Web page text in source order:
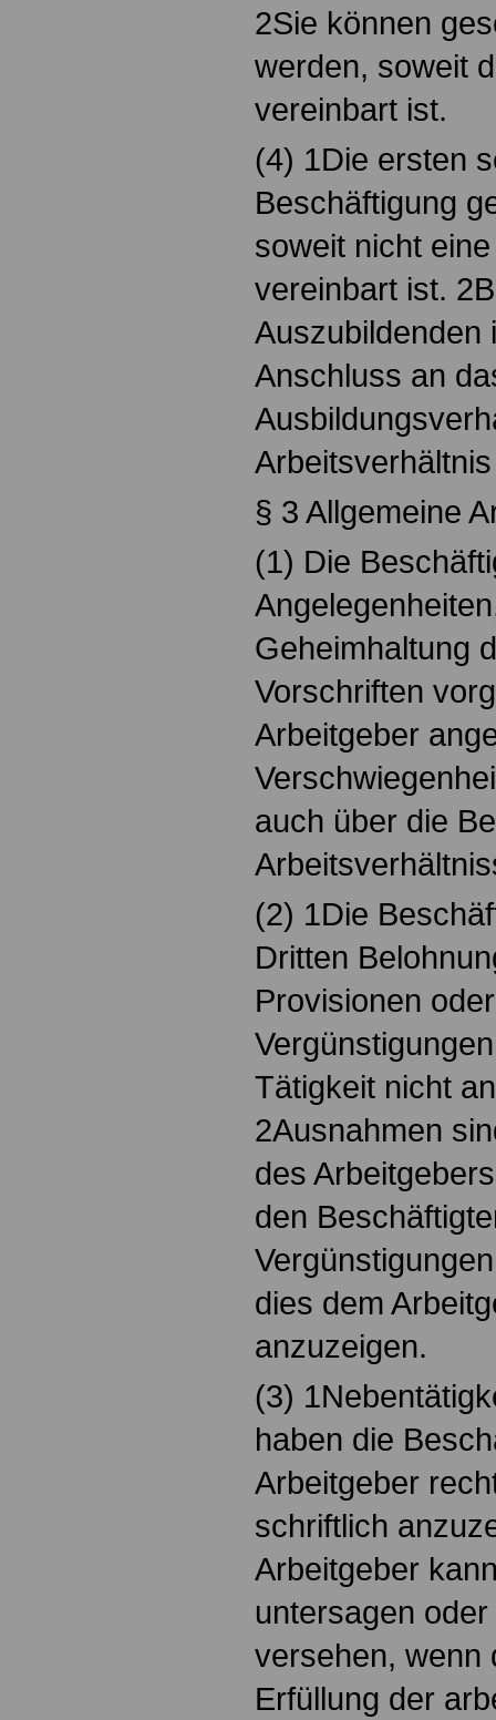
2Sie können
werden, soweit
vereinbart ist.
(4) 1Die ersten
Beschäftigung
soweit nicht
vereinbart ist.
Auszubildenden
Anschluss an
§ 3 Allgemeine
(1) Die
Geheimhaltung
Vorschriften
Arbeitgeber
auch über die
(2) 1Die
Dritten
Provisionen
Tätigkeit nicht
2Ausnahmen
des
den
dies dem
anzuzeigen.
(3)
haben die
Arbeitgeber
schriftlich
Arbeitgeber
untersagen
versehen, wenn
Erfüllung der